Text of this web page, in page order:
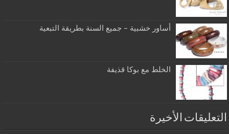
أساور خشبية – جميع السنة بطريقة التبعية
الخلط مع بوكا قذيفة
التعليقات الأخيرة